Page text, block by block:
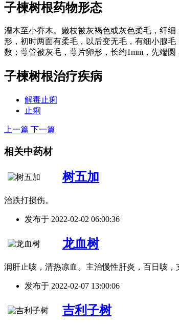
子楝树根药物形态
灌木至小乔木。嫩枝被灰褐色或灰色柔毛，纤
形，初时两面有柔毛，以后变无毛，有细小腺
数；萼管被灰毛，萼片卵形，长约1mm，先端
子楝树根治疗疾病
解毒止痢
止痢
上一篇 下一篇
相关中药材
树五加
治跌打损伤。
发布于 2022-02-02 06:00:36
龙血树
润肝止咳，清热凉血。主治慢性肝炎，百日咳
发布于 2022-02-07 13:00:06
吉利子树